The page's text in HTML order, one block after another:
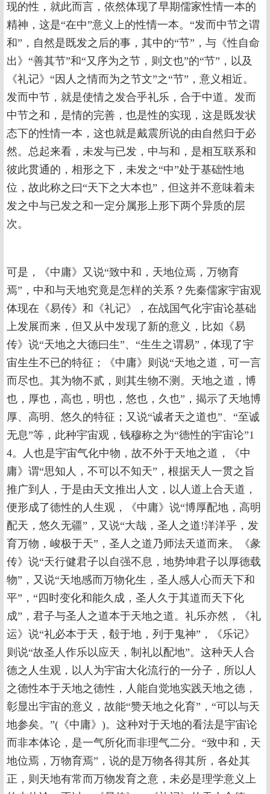
现的性，就此而言，依然体现了早期儒家性情一本的
精神，这是“在中”意义上的性情一本。“发而中节之谓
和”，自然是既发之后的事，其中的“节”，与《性自命
出》“善其节”和“又序为之节，则文也”的“节”，以及
《礼记》“因人之情而为之节文”之“节”，意义相近。
发而中节，就是使情之发合乎礼乐，合于中道。发而
中节之和，是情的完善，也是性的实现，这是既发状
态下的性情一本，这也就是戴震所说的由自然归于必
然。总起来看，未发与已发，中与和，是相互联系和
彼此贯通的，相形之下，未发之“中”处于基础性地
位，故此称之曰“天下之大本也”，但这并不意味着未
发之中与已发之和一定分属形上形下两个异质的层
次。
可是，《中庸》又说“致中和，天地位焉，万物育
焉”，中和与天地究竟是怎样的关系？先秦儒家宇宙观
体现在《易传》和《礼记》，在战国气化宇宙论基础
上发展而来，但又从中发现了新的意义，比如《易
传》说“天地之大德曰生”、“生生之谓易”，体现了宇
宙生生不已的特征；《中庸》则说“天地之道，可一言
而尽也。其为物不贰，则其生物不测。天地之道，博
也，厚也，高也，明也，悠也，久也”，揭示了天地博
厚、高明、悠久的特征；又说“诚者天之道也”、“至诚
无息”等，此种宇宙观，钱穆称之为“德性的宇宙论”1
4。人也是宇宙气化中物，故不外于天地之道，《中
庸》谓“思知人，不可以不知天”，根据天人一贯之旨
推广到人，于是由天文推出人文，以人道上合天道，
便形成了德性的人生观，《中庸》说“博厚配地，高明
配天，悠久无疆”，又说“大哉，圣人之道!洋洋乎，发
育万物，峻极于天”，圣人之道乃师法天道而来。《彖
传》说“天行健君子以自强不息，地势坤君子以厚德载
物”，又说“天地感而万物化生，圣人感人心而天下和
平”，“四时变化和能久成，圣人久于其道而天下化
成”，君子与圣人之道本于天地之道。礼乐亦然，《礼
运》说“礼必本于天，殽于地，列于鬼神”，《乐记》
则说“故圣人作乐以应天，制礼以配地”。这种天人合
德之人生观，以人为宇宙大化流行的一分子，所以人
之德性本于天地之德性，人能自觉地实践天地之德，
彰显出宇宙的意义，故能“赞天地之化育”，“可以与天
地参矣。”(《中庸》)。这种对于天地的看法是宇宙论
而非本体论，是一气所化而非理气二分。“致中和，天
地位焉，万物育焉”，说的是万物各得其所，各处其
正，则天地有常而万物发育之意，未必是理学意义上